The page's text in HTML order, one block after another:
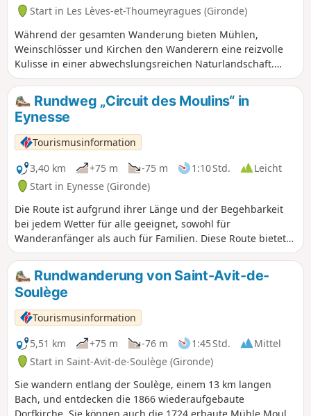
Start in Les Lèves-et-Thoumeyragues (Gironde)
Während der gesamten Wanderung bieten Mühlen,
Weinschlösser und Kirchen den Wanderern eine reizvolle
Kulisse in einer abwechslungsreichen Naturlandschaft.
Verpassen Sie nicht die romanische Kirche von
Thoumeyragues, deren Bau den Mönchen von Saint-Émilion
zugeschrieben wird. Sehenswert sind auch: der
Taubenschlag von Bouhets und das Schloss von La Beauze
(Anfang des 16. Jahrhunderts).
Rundweg „Circuit des Moulins“ in
Eynesse
Tourismusinformation
3,40 km
+75 m -75 m 1:10 Std.
Leicht
Start in Eynesse (Gironde)
Die Route ist aufgrund ihrer Länge und der Begehbarkeit
bei jedem Wetter für alle geeignet, sowohl für
Wanderanfänger als auch für Familien. Diese Route bietet
einen Panoramablick auf die Dordogne und die mit
Weinbergen und Wäldern bedeckten Hänge. Im Laufe des
Spaziergangs folgen drei Mühlen aufeinander, was zeigt,
dass die Region nicht nur Weinbaugebiet war, sondern
lange Zeit auch Getreideanbau betrieb. Zwei Windmühlen,
von denen eine teilweise restauriert wurde, erheben sich
auf den Anhöhen von Eynesse inmitten der Weinberge.
Rundwanderung von Saint-Avit-de-
Soulège
Tourismusinformation
5,51 km
+75 m -76 m 1:45 Std.
Mittel
Start in Saint-Avit-de-Soulège (Gironde)
Sie wandern entlang der Soulège, einem 13 km langen
Bach, und entdecken die 1866 wiederaufgebaute